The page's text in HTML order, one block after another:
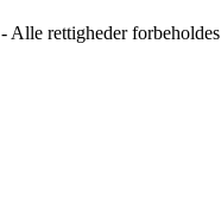
- Alle rettigheder forbeholdes